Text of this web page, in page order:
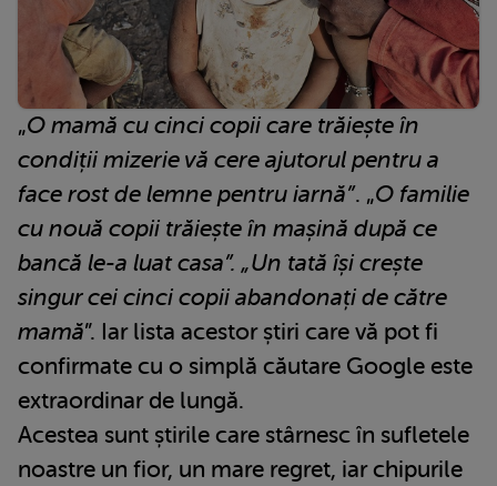
„O mamă cu cinci copii care trăiește în
condiții mizerie vă cere ajutorul pentru a
face rost de lemne pentru iarnă”. „O familie
cu nouă copii trăiește în mașină după ce
bancă le-a luat casa”. „Un tată își crește
singur cei cinci copii abandonați de către
mamă”. Iar lista acestor știri care vă pot fi
confirmate cu o simplă căutare Google este
extraordinar de lungă.
Acestea sunt știrile care stârnesc în sufletele
noastre un fior, un mare regret, iar chipurile